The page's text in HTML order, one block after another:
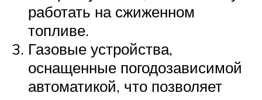
работать на сжиженном
топливе.
Газовые устройства,
оснащенные погодозависимой
автоматикой, что позволяет